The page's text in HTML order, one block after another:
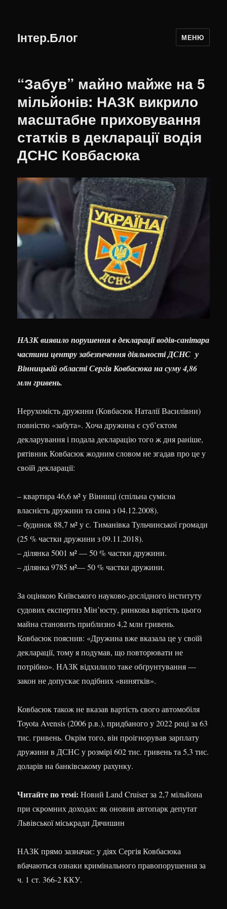
Інтер.Блог МЕНЮ
“Забув” майно майже на 5
мільйонів: НАЗК викрило
масштабне приховування
статків в декларації водія
ДСНС Ковбасюка
НАЗК виявило порушення в декларації водія-санітара
частини центру забезпечення діяльності ДСНС у
Вінницькій області Сергія Ковбасюка на суму 4,86
млн гривень.
Нерухомість дружини (Ковбасюк Наталії Василівни)
повністю «забута». Хоча дружина є суб’єктом
декларування і подала декларацію того ж дня раніше,
рятівник Ковбасюк жодним словом не згадав про це у
своїй декларації:
– квартира 46,6 м² у Вінниці (спільна сумісна
власність дружини та сина з 04.12.2008).
– будинок 88,7 м² у с. Тиманівка Тульчинської громади
(25 % частки дружини з 09.11.2018).
– ділянка 5001 м² — 50 % частки дружини.
– ділянка 9785 м²— 50 % частки дружини.
За оцінкою Київського науково-дослідного інституту
судових експертиз Мін’юсту, ринкова вартість цього
майна становить приблизно 4,2 млн гривень.
Ковбасюк пояснив: «Дружина вже вказала це у своїй
декларації, тому я подумав, що повторювати не
потрібно». НАЗК відхилило таке обґрунтування —
закон не допускає подібних «винятків».
Ковбасюк також не вказав вартість свого автомобіля
Toyota Avensis (2006 р.в.), придбаного у 2022 році за 63
тис. гривень. Окрім того, він проігнорував зарплату
дружини в ДСНС у розмірі 602 тис. гривень та 5,3 тис.
доларів на банківському рахунку.
Читайте по темі: Новий Land Cruiser за 2,7 мільйона
при скромних доходах: як оновив автопарк депутат
Львівської міськради Дячишин
НАЗК прямо зазначає: у діях Сергія Ковбасюка
вбачаються ознаки кримінального правопорушення за
ч. 1 ст. 366-2 ККУ.